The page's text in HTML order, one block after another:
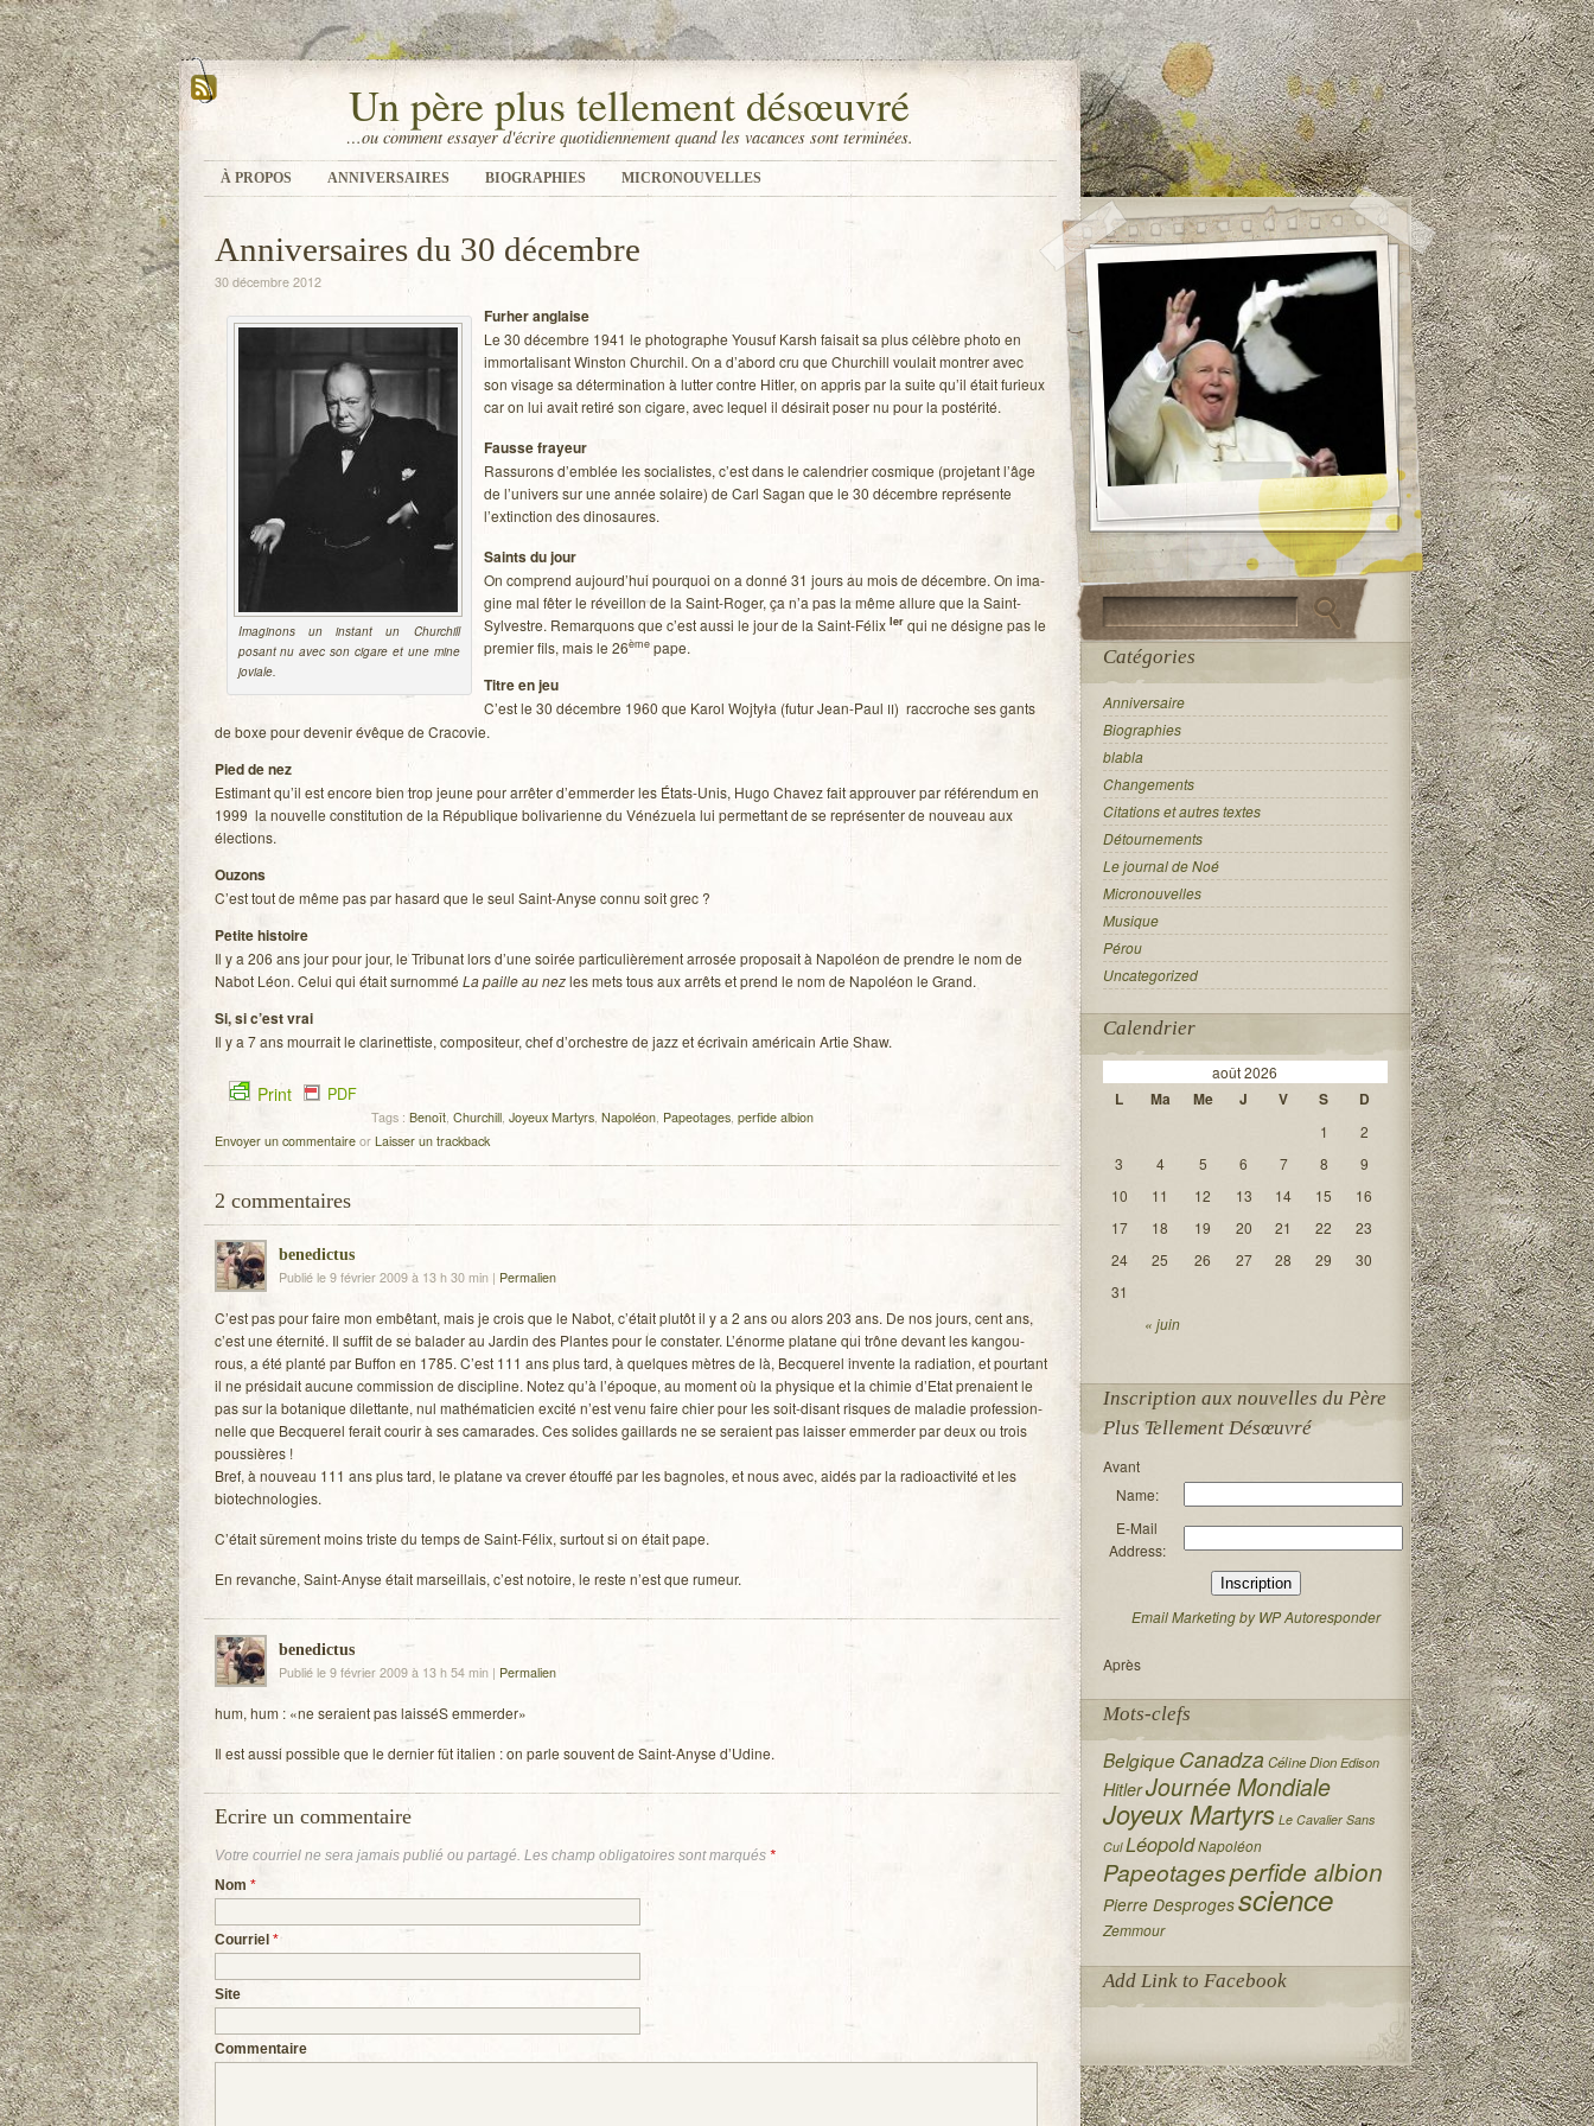
Un père plus tellement désœuvré
…ou comment essayer d'écrire quotidiennement quand les vacances sont terminées.
À PROPOS ANNIVERSAIRES BIOGRAPHIES MICRONOUVELLES
Anniversaires du 30 décembre
30 décembre 2012
Ima­gi­nons un ins­tant un Chur­chill
posant nu avec son cigare et une mine
joviale.
Furher anglaise
Le 30 décembre 1941 le pho­to­graphe You­suf Karsh fai­sait sa plus célèbre photo en
immor­ta­li­sant Wins­ton Chur­chil. On a d’abord cru que Chur­chill vou­lait mon­trer avec
son visage sa déter­mi­na­tion à lut­ter contre Hit­ler, on appris par la suite qu’il était furieux
car on lui avait retiré son cigare, avec lequel il dési­rait poser nu pour la postérité.
Fausse frayeur
Ras­su­rons d’emblée les socia­listes, c’est dans le calen­drier cos­mique (pro­je­tant l’âge
de l’univers sur une année solaire) de Carl Sagan que le 30 décembre repré­sente
l’extinction des dinosaures.
Saints du jour
On com­prend aujourd’hui pour­quoi on a donné 31 jours au mois de décembre. On ima­
gine mal fêter le réveillon de la Saint-Roger, ça n’a pas la même allure que la Saint-
Sylvestre. Remar­quons que c’est aussi le jour de la Saint-Félix Ierqui ne désigne pas le
pre­mier fils, mais le 26èmepape.
Titre en jeu
C’est le 30 décembre 1960 que Karol Woj­tyła (futur Jean-Paul II) rac­croche ses gants
de boxe pour deve­nir évêque de Cracovie.
Pied de nez
Esti­mant qu’il est encore bien trop jeune pour arrê­ter d’emmerder les États-Unis, Hugo Cha­vez fait approu­ver par réfé­ren­dum en
1999 la nou­velle consti­tu­tion de la Répu­blique boli­va­rienne du Véné­zuela lui per­met­tant de se repré­sen­ter de nou­veau aux
élections.
Ouzons
C’est tout de même pas par hasard que le seul Saint-Anyse connu soit grec ?
Petite his­toire
Il y a 206 ans jour pour jour, le Tri­bu­nat lors d’une soi­rée par­ti­cu­liè­re­ment arro­sée pro­po­sait à Napo­léon de prendre le nom de
Nabot Léon. Celui qui était sur­nommé La paille au nezles mets tous aux arrêts et prend le nom de Napo­léon le Grand.
Si, si c’est vrai
Il y a 7 ans mour­rait le cla­ri­net­tiste, com­po­si­teur, chef d’orchestre de jazz et écri­vain amé­ri­cain Artie Shaw.
Print PDF
Tags : Benoît, Churchill, Joyeux Martyrs, Napoléon, Papeotages, perfide albion
Envoyer un commentaireor Laisser un trackback
2 commentaires
benedictus
Publié le 9 février 2009 à 13 h 30 min | Permalien
C’est pas pour faire mon embê­tant, mais je crois que le Nabot, c’était plu­tôt il y a 2 ans ou alors 203 ans. De nos jours, cent ans,
c’est une éter­nité. Il suf­fit de se bala­der au Jar­din des Plantes pour le consta­ter. L’énorme pla­tane qui trône devant les kan­gou­
rous, a été planté par Buf­fon en 1785. C’est 111 ans plus tard, à quelques mètres de là, Bec­que­rel invente la radia­tion, et pour­tant
il ne pré­si­dait aucune com­mis­sion de dis­ci­pline. Notez qu’à l’époque, au moment où la phy­sique et la chi­mie d’Etat pre­naient le
pas sur la bota­nique dilet­tante, nul mathé­ma­ti­cien excité n’est venu faire chier pour les soit-disant risques de mala­die pro­fes­sion­
nelle que Bec­que­rel ferait cou­rir à ses cama­rades. Ces solides gaillards ne se seraient pas lais­ser emmer­der par deux ou trois
pous­sières !
Bref, à nou­veau 111 ans plus tard, le pla­tane va cre­ver étouffé par les bagnoles, et nous avec, aidés par la radio­ac­ti­vité et les
biotechnologies.
C’était sûre­ment moins triste du temps de Saint-Félix, sur­tout si on était pape.
En revanche, Saint-Anyse était mar­seillais, c’est notoire, le reste n’est que rumeur.
benedictus
Publié le 9 février 2009 à 13 h 54 min | Permalien
hum, hum : «ne seraient pas lais­séS emmerder»
Il est aussi pos­sible que le der­nier fût ita­lien : on parle sou­vent de Saint-Anyse d’Udine.
Ecrire un commentaire
Votre courriel ne sera jamaispublié ou partagé. Les champ obligatoires sont marqués *
Nom *
Courriel *
Site
Commentaire
Catégories
Anniversaire
Biographies
blabla
Changements
Citations et autres textes
Détournements
Le journal de Noé
Micronouvelles
Musique
Pérou
Uncategorized
Calendrier
août 2026
L Ma Me J V S D
« juin
1
2
3
4 5 6 7 8
9
10
11 12 13 14 15
16
17
18 19 20 21 22
23
24
25 26 27 28 29
30
31
Inscription aux nouvelles du Père
Plus Tellement Désœuvré
Avant
Name:
E-Mail
Address:
Email Marketing by WP Autoresponder
Après
Mots-clefs
Belgique Canadza Céline Dion Edison
HitlerJournée Mondiale
Joyeux Martyrs Le Cavalier Sans
Cul Léopold Napoléon
Papeotagesperfide albion
Pierre Desprogesscience
Zemmour
Add Link to Facebook